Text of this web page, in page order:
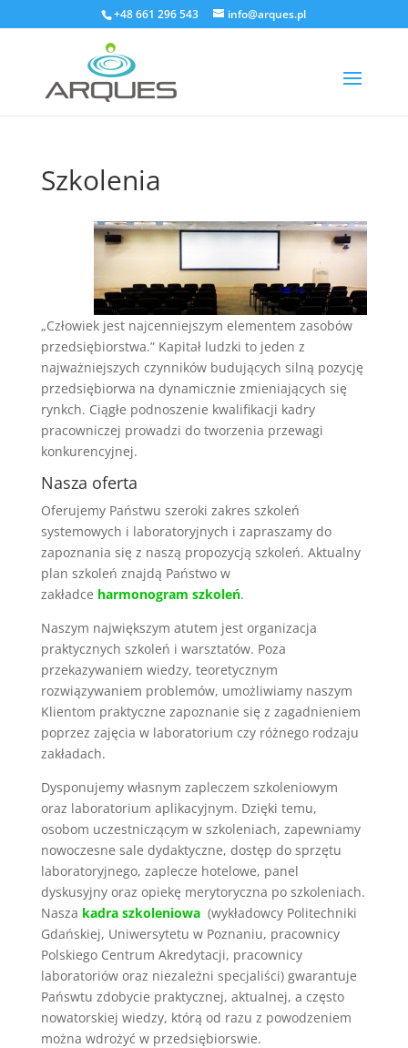
+48 661 296 543 info@arques.pl
Szkolenia
„Człowiek jest najcenniejszym elementem zasobów
przedsiębiorstwa.” Kapitał ludzki to jeden z
najważniejszych czynników budujących silną pozycję
przedsiębiorwa na dynamicznie zmieniających się
rynkch. Ciągłe podnoszenie kwalifikacji kadry
pracowniczej prowadzi do tworzenia przewagi
konkurencyjnej.
Nasza oferta
Oferujemy Państwu szeroki zakres szkoleń
systemowych i laboratoryjnych i zapraszamy do
zapoznania się z naszą propozycją szkoleń. Aktualny
plan szkoleń znajdą Państwo w
zakładce harmonogram szkoleń.
Naszym największym atutem jest organizacja
praktycznych szkoleń i warsztatów. Poza
przekazywaniem wiedzy, teoretycznym
rozwiązywaniem problemów, umożliwiamy naszym
Klientom praktyczne zapoznanie się z zagadnieniem
poprzez zajęcia w laboratorium czy różnego rodzaju
zakładach.
Dysponujemy własnym zapleczem szkoleniowym
oraz laboratorium aplikacyjnym. Dzięki temu,
osobom uczestniczącym w szkoleniach, zapewniamy
nowoczesne sale dydaktyczne, dostęp do sprzętu
laboratoryjnego, zaplecze hotelowe, panel
dyskusyjny oraz opiekę merytoryczna po szkoleniach.
Nasza kadra szkoleniowa(wykładowcy Politechniki
Gdańskiej, Uniwersytetu w Poznaniu, pracownicy
Polskiego Centrum Akredytacji, pracownicy
laboratoriów oraz niezależni specjaliści) gwarantuje
Pańswtu zdobycie praktycznej, aktualnej, a często
nowatorskiej wiedzy, którą od razu z powodzeniem
można wdrożyć w przedsiębiorswie.